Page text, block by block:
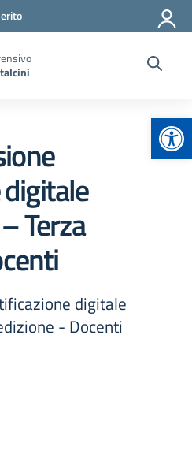
Terza
digitale
- Docenti